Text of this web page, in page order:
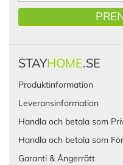
STAYHOME.SE
Produktinformation
Leveransinformation
Handla och betala som
Handla och betala som
Garanti & Ångerrätt